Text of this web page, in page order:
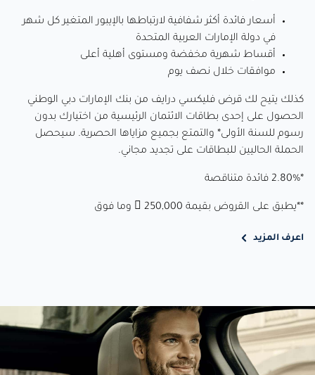
أسعار فائدة أكثر شفافية لارتباطها بالإيبور المتغير كل شهر
في دولة الإمارات العربية المتحدة
أقساط شهرية مخفضة ومستوى أهلية أعلى
موافقات خلال نصف يوم
كذلك يتيح لك قرض فليكسي درايف من بنك الإمارات دبي الوطني
الحصول على إحدى بطاقات الائتمان الرئيسية من اختيارك بدون
رسوم للسنة الأولى* والتمتع بجميع مزاياها الحصرية. سيحصل
الحملة الحاليين للبطاقات على تجديد مجاني.
*2.80% فائدة متناقصة
**يطبق على القروض بقيمة 250,000  وما فوق
اعرف المزيد